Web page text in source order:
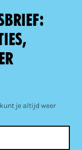
je altijd weer